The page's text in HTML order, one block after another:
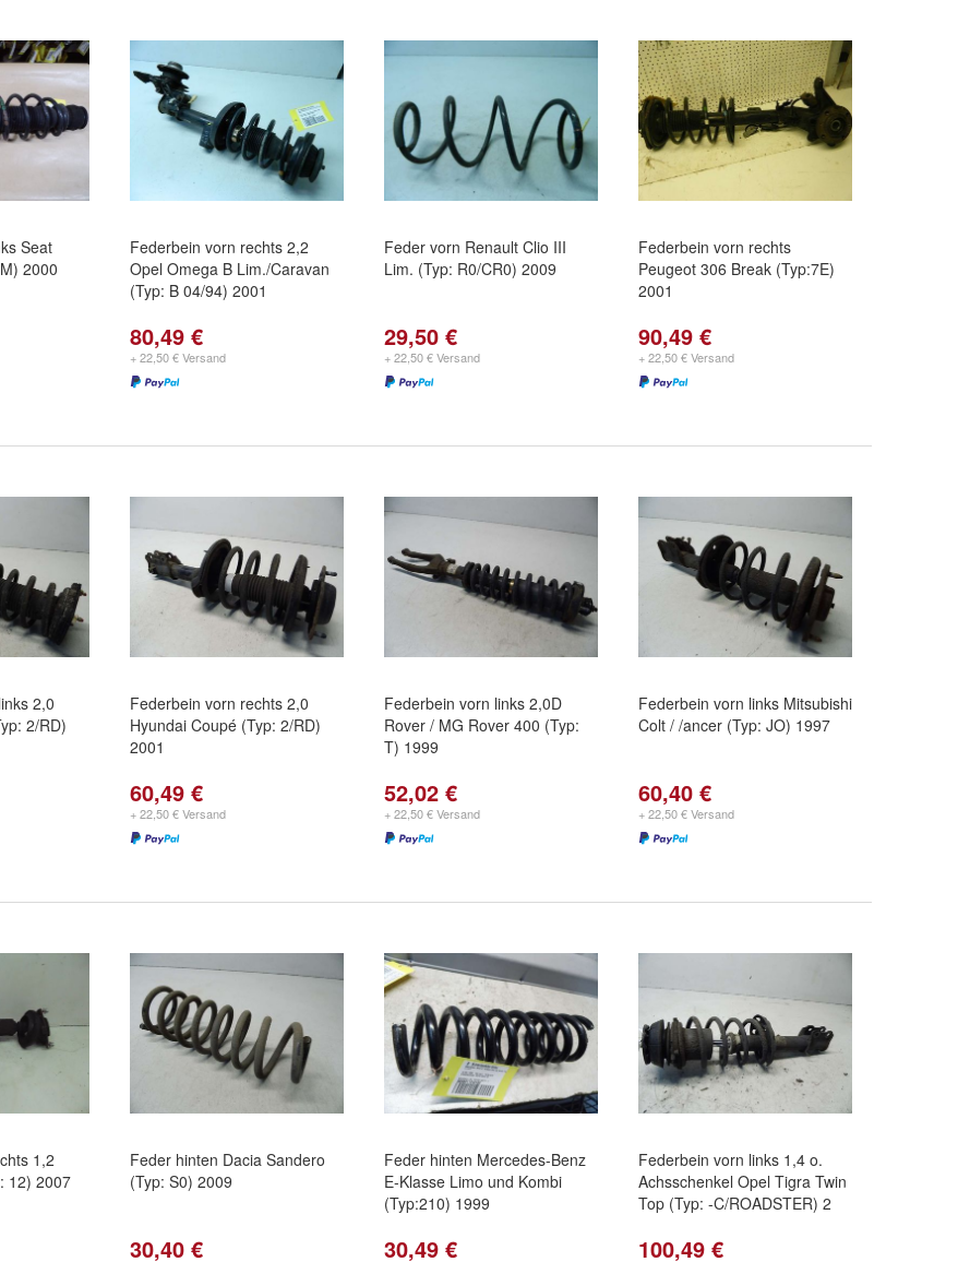
Seat
2000
Federbein vorn rechts 2,2
Opel Omega B Lim./Caravan
(Typ: B 04/94) 2001
80,49 €
+ 22,50 € Versand
Feder vorn Renault Clio III
Lim. (Typ: R0/CR0) 2009
29,50 €
+ 22,50 € Versand
Federbein vorn rechts
Peugeot 306 Break (Typ:7E)
2001
90,49 €
+ 22,50 € Versand
2,0
2/RD)
Federbein vorn rechts 2,0
Hyundai Coupé (Typ: 2/RD)
2001
60,49 €
+ 22,50 € Versand
Federbein vorn links 2,0D
Rover / MG Rover 400 (Typ:
T) 1999
52,02 €
+ 22,50 € Versand
Federbein vorn links Mitsubishi
Colt / /ancer (Typ: JO) 1997
60,40 €
+ 22,50 € Versand
1,2
12) 2007
Feder hinten Dacia Sandero
(Typ: S0) 2009
30,40 €
Feder hinten Mercedes-Benz
E-Klasse Limo und Kombi
(Typ:210) 1999
30,49 €
Federbein vorn links 1,4 o.
Achsschenkel Opel Tigra Twin
Top (Typ: -C/ROADSTER) 2
100,49 €